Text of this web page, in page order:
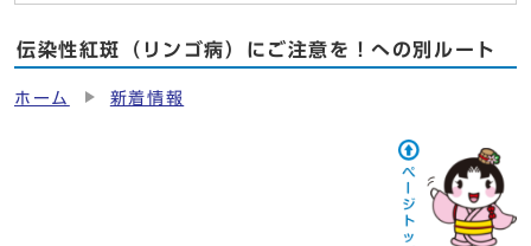
伝染性紅斑（リンゴ病）にご注意を！への別ルート
ホーム 新着情報